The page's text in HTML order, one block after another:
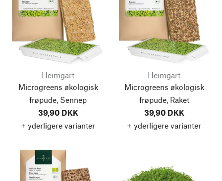
Heimgart
Microgreens økologisk
frøpude, Sennep
39,90 DKK
+ yderligere varianter
Heimgart
Microgreens økologisk
frøpude, Raket
39,90 DKK
+ yderligere varianter